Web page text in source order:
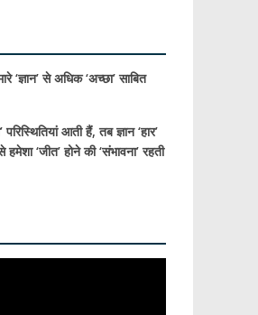
‘ज्ञान’ से अधिक ‘अच्छा’ साबित
परिस्थितियां आती हैं,तब ज्ञान ‘हार’
हमेशा ‘जीत’ होने की ‘संभावना’ रहती